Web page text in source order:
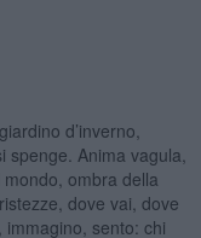
d’inverno,
Anima vagula,
ombra della
dove vai, dove
sento: chi